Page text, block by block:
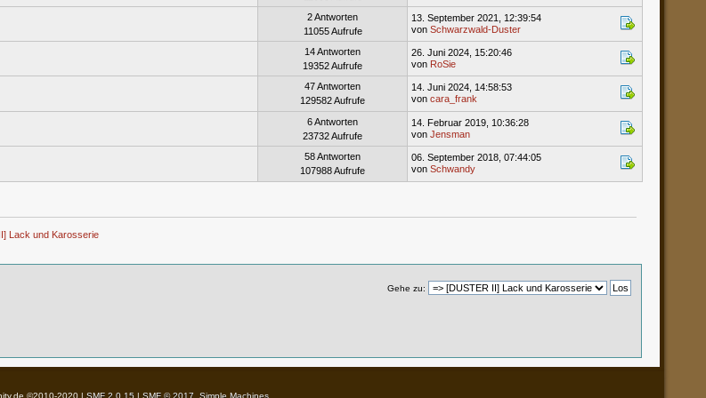
2 Antworten
11055 Aufrufe
13. September 2021, 12:39:54
von Schwarzwald-Duster
14 Antworten
19352 Aufrufe
26. Juni 2024, 15:20:46
von RoSie
47 Antworten
129582 Aufrufe
14. Juni 2024, 14:58:53
von cara_frank
6 Antworten
23732 Aufrufe
14. Februar 2019, 10:36:28
von Jensman
58 Antworten
107988 Aufrufe
06. September 2018, 07:44:05
von Schwandy
Lack und Karosserie
Gehe zu:
©2010-2020 | SMF 2.0.15 | SMF © 2017 Simple Machines